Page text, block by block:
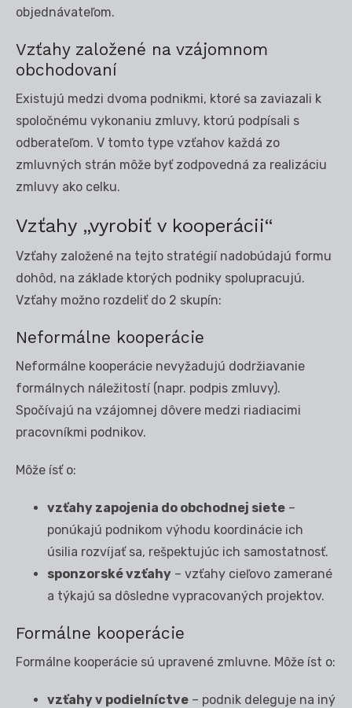
objednávateľom.
Vzťahy založené na vzájomnom
obchodovaní
Existujú medzi dvoma podnikmi, ktoré sa zaviazali k
spoločnému vykonaniu zmluvy, ktorú podpísali s
odberateľom. V tomto type vzťahov každá zo
zmluvných strán môže byť zodpovedná za realizáciu
zmluvy ako celku.
Vzťahy „vyrobiť v kooperácii“
Vzťahy založené na tejto stratégií nadobúdajú formu
dohôd, na základe ktorých podniky spolupracujú.
Vzťahy možno rozdeliť do 2 skupín:
Neformálne kooperácie
Neformálne kooperácie nevyžadujú dodržiavanie
formálnych náležitostí (napr. podpis zmluvy).
Spočívajú na vzájomnej dôvere medzi riadiacimi
pracovníkmi podnikov.
Môže ísť o:
vzťahy zapojenia do obchodnej siete –
ponúkajú podnikom výhodu koordinácie ich
úsilia rozvíjať sa, rešpektujúc ich samostatnosť.
sponzorské vzťahy – vzťahy cieľovo zamerané
a týkajú sa dôsledne vypracovaných projektov.
Formálne kooperácie
Formálne kooperácie sú upravené zmluvne. Môže íst o:
vzťahy v podielníctve – podnik deleguje na iný